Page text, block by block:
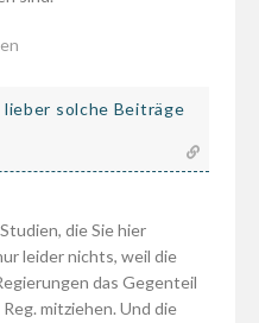
solche Beiträge
die Sie hier
leider nichts, weil die
das Gegenteil
mitziehen. Und die